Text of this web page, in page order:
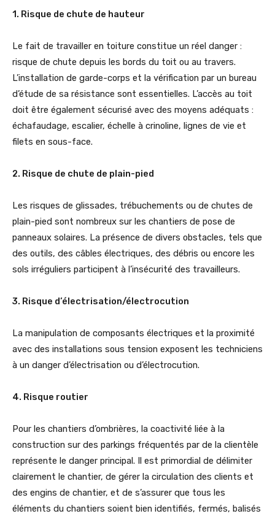
1. Risque de chute de hauteur
Le fait de travailler en toiture constitue un réel danger :
risque de chute depuis les bords du toit ou au travers.
L’installation de garde-corps et la vérification par un bureau
d’étude de sa résistance sont essentielles. L’accès au toit
doit être également sécurisé avec des moyens adéquats :
échafaudage, escalier, échelle à crinoline, lignes de vie et
filets en sous-face.
2. Risque de chute de plain-pied
Les risques de glissades, trébuchements ou de chutes de
plain-pied sont nombreux sur les chantiers de pose de
panneaux solaires. La présence de divers obstacles, tels que
des outils, des câbles électriques, des débris ou encore les
sols irréguliers participent à l’insécurité des travailleurs.
3. Risque d’électrisation/électrocution
La manipulation de composants électriques et la proximité
avec des installations sous tension exposent les techniciens
à un danger d’électrisation ou d’électrocution.
4. Risque routier
Pour les chantiers d’ombrières, la coactivité liée à la
construction sur des parkings fréquentés par de la clientèle
représente le danger principal. Il est primordial de délimiter
clairement le chantier, de gérer la circulation des clients et
des engins de chantier, et de s’assurer que tous les
éléments du chantiers soient bien identifiés, fermés, balisés